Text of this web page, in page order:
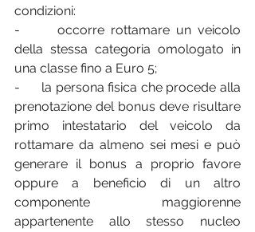
condizioni:
-      occorre rottamare un veicolo
della stessa categoria omologato in
una classe fino a Euro 5;
-      la persona fisica che procede alla
prenotazione del bonus deve risultare
primo intestatario del veicolo da
rottamare da almeno sei mesi e può
generare il bonus a proprio favore
oppure a beneficio di un altro
componente maggiorenne
appartenente allo stesso nucleo